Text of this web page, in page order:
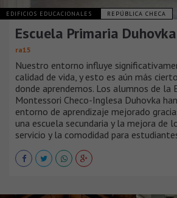
EDIFICIOS EDUCACIONALES REPÚBLICA CHECA
Escuela Primaria Duhovka
ra15
Nuestro entorno influye
calidad de vida, y esto es aún más
donde aprendemos. Los alumnos de la
Montessori Checo-Inglesa Duhovka
entorno de aprendizaje mejorado
una escuela secundaria y la mejora de
servicio y la comodidad para